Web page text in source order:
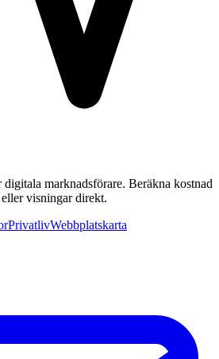
marknadsförare. Beräkna kostnad
visningar direkt.
PrivatlivWebbplatskarta